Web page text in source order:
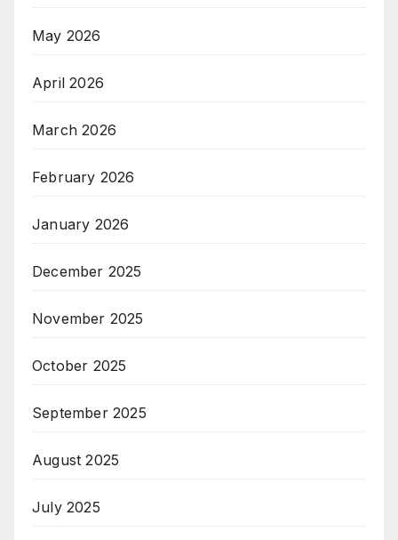
May 2026
April 2026
March 2026
February 2026
January 2026
December 2025
November 2025
October 2025
September 2025
August 2025
July 2025